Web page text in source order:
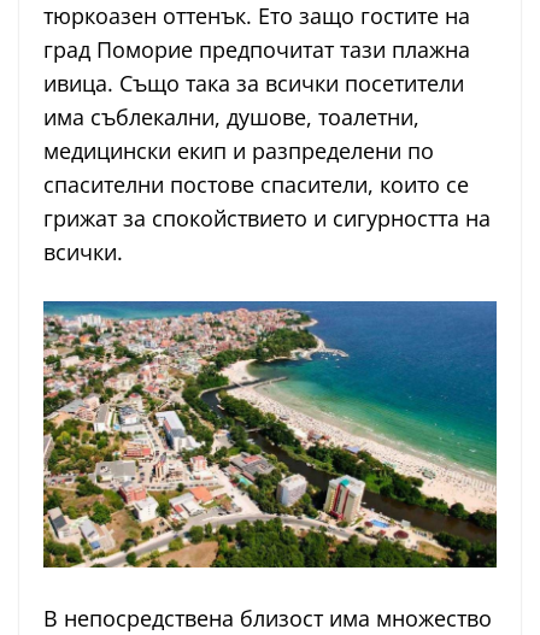
тюркоазен оттенък. Ето защо гостите на
град Поморие предпочитат тази плажна
ивица. Също така за всички посетители
има съблекални, душове, тоалетни,
медицински екип и разпределени по
спасителни постове спасители, които се
грижат за спокойствието и сигурността на
всички.
В непосредствена близост има множество